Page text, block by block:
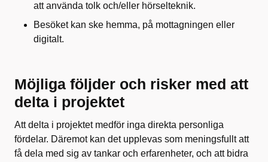
att använda tolk och/eller hörselteknik.
Besöket kan ske hemma, på mottagningen eller
digitalt.
Möjliga följder och risker med att
delta i projektet
Att delta i projektet medför inga direkta personliga
fördelar. Däremot kan det upplevas som meningsfullt att
få dela med sig av tankar och erfarenheter, och att bidra